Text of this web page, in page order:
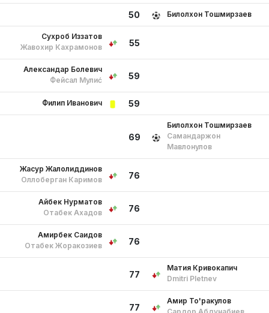
50 Билолхон Тошмирзаев
55
Сухроб Иззатов
Жавохир Кахрамонов
59
Александар Болевич
Фейсал Мулиć
59
Филип Иванович
69
Билолхон Тошмирзаев
Самандаржон
Мавлонқулов
76
Жасур Жалолиддинов
Оллоберган Каримов
76
Айбек Нурматов
Отабек Ахадов
76
Амирбек Саидов
Отабек Жоракозиев
77
Матия Кривокапич
Dmitri Pletnev
77
Амир То'ракулов